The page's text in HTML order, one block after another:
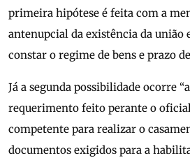
primeira hipótese é feita com a
antenupcial da existência da união
constar o regime de bens e prazo
Já a segunda possibilidade ocorre
requerimento feito perante o
competente para realizar o
documentos exigidos para a